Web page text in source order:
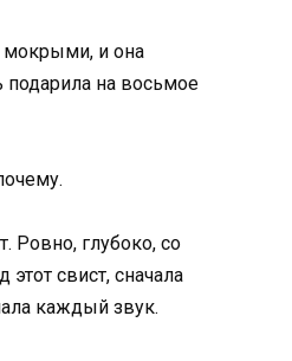
мокрыми, и она
на восьмое
Ровно, глубоко, со
свист, сначала
каждый звук.